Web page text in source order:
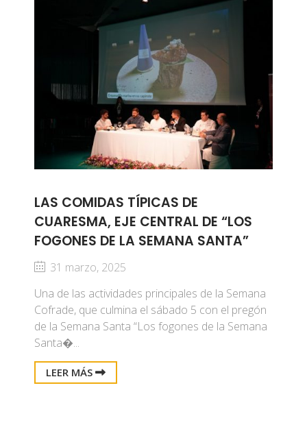
LAS COMIDAS TÍPICAS DE
CUARESMA, EJE CENTRAL DE “LOS
FOGONES DE LA SEMANA SANTA”
31 marzo, 2025
Una de las actividades principales de la Semana
Cofrade, que culmina el sábado 5 con el pregón
de la Semana Santa “Los fogones de la Semana
Santa�...
LEER MÁS